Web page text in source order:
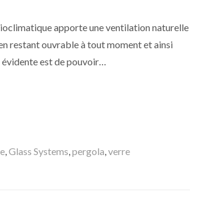
apporte une ventilation naturelle
restant ouvrable à tout moment et ainsi
est de pouvoir…
Glass Systems pergola verre